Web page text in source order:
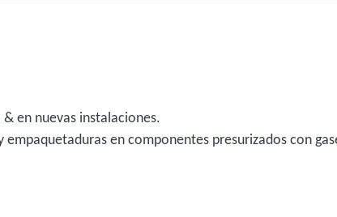
en nuevas instalaciones.
en componentes presurizados con